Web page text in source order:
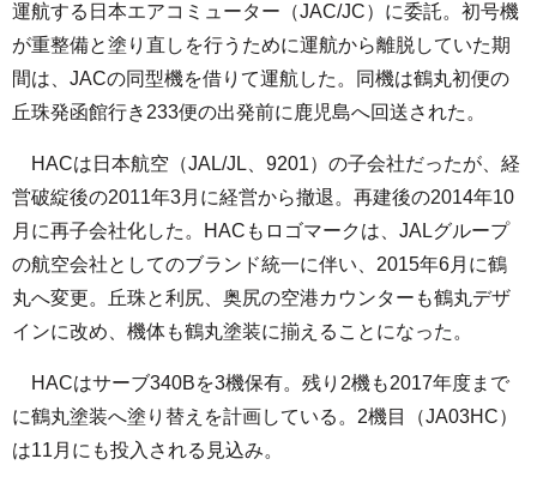
運航する日本エアコミューター（JAC/JC）に委託。初号機
が重整備と塗り直しを行うために運航から離脱していた期
間は、JACの同型機を借りて運航した。同機は鶴丸初便の
丘珠発函館行き233便の出発前に鹿児島へ回送された。
HACは日本航空（JAL/JL、9201）の子会社だったが、経
営破綻後の2011年3月に経営から撤退。再建後の2014年10
月に再子会社化した。HACもロゴマークは、JALグループ
の航空会社としてのブランド統一に伴い、2015年6月に鶴
丸へ変更。丘珠と利尻、奥尻の空港カウンターも鶴丸デザ
インに改め、機体も鶴丸塗装に揃えることになった。
HACはサーブ340Bを3機保有。残り2機も2017年度まで
に鶴丸塗装へ塗り替えを計画している。2機目（JA03HC）
は11月にも投入される見込み。